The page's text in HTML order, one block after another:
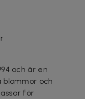
och är en
och
för